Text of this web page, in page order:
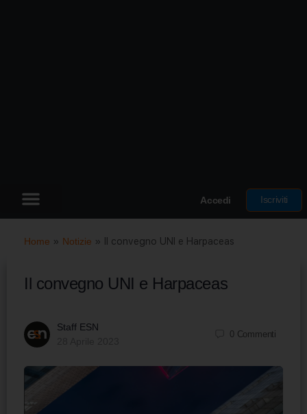
Accedi Iscriviti
Home » Notizie » Il convegno UNI e Harpaceas
Il convegno UNI e Harpaceas
Staff ESN
0 Commenti